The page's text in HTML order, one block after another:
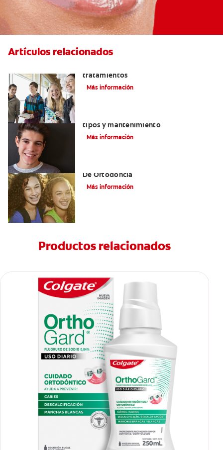
Artículos relacionados
tratamientos
Más información
tipos y mantenimiento
Más información
De Ortodoncia
Más información
Productos relacionados